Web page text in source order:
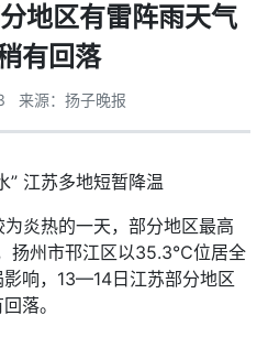
地区有雷阵雨天气
有回落
来源：扬子晚报
江苏多地短暂降温
炎热的一天，部分地区最高
扬州市邗江区以35.3℃位居全
响，13—14日江苏部分地区
落。